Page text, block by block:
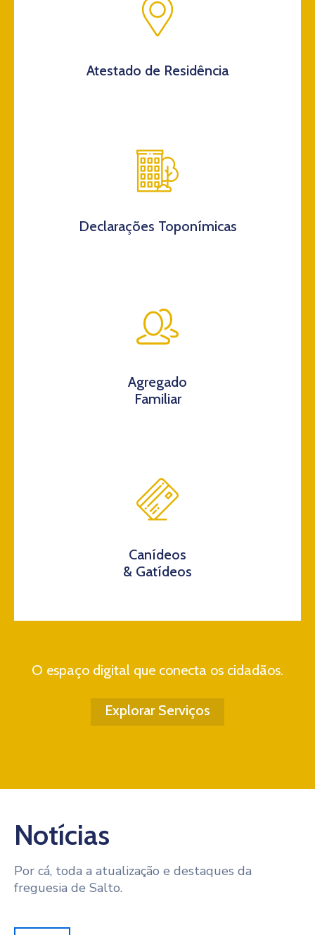
Atestado de Residência
Declarações Toponímicas
Agregado
Familiar
Canídeos
& Gatídeos
O espaço digital que conecta os cidadãos.
Explorar Serviços
Notícias
Por cá, toda a atualização e destaques da
freguesia de Salto.